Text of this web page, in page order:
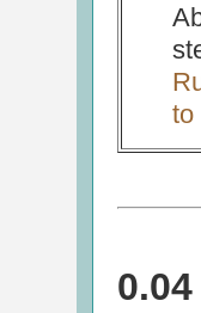
to